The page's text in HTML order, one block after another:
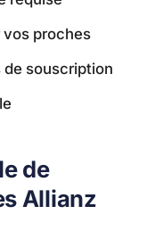
proches
de souscription
de
Allianz